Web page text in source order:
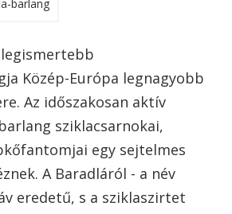
Közép-Európa legnagyobb
Az időszakosan aktív
sziklacsarnokai,
egy sejtelmes
A Baradláról - a név
eredetű, s a sziklaszirtet